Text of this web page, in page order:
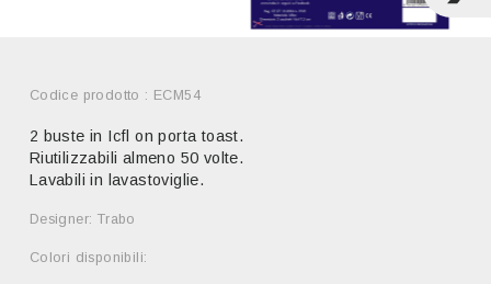
Codice prodotto : ECM54
2 buste in Icfl on porta toast.
Riutilizzabili almeno 50 volte.
Lavabili in lavastoviglie.
Designer: Trabo
Colori disponibili: